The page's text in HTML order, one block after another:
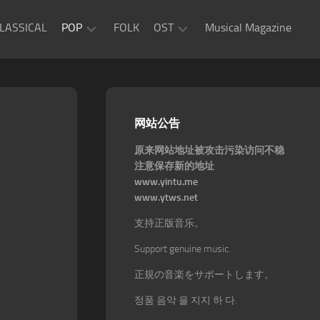
POP FOLK OST
OST
Musical Magazine
网站公告
原来网站地址被攻击污染访问不稳
注意保存新的地址
www.yintu.me
www.ytws.net
支持正版音乐。
Support genuine music.
正規の音楽をサポートします。
정품 음악 을 지지 하 다.